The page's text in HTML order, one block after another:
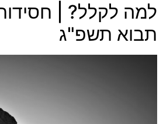
למה לקלל? |
תבוא תשפ"ג